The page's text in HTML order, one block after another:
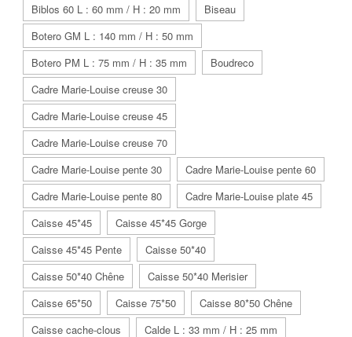
Biblos 60 L : 60 mm / H : 20 mm
Biseau
Botero GM L : 140 mm / H : 50 mm
Botero PM L : 75 mm / H : 35 mm
Boudreco
Cadre Marie-Louise creuse 30
Cadre Marie-Louise creuse 45
Cadre Marie-Louise creuse 70
Cadre Marie-Louise pente 30
Cadre Marie-Louise pente 60
Cadre Marie-Louise pente 80
Cadre Marie-Louise plate 45
Caisse 45*45
Caisse 45*45 Gorge
Caisse 45*45 Pente
Caisse 50*40
Caisse 50*40 Chêne
Caisse 50*40 Merisier
Caisse 65*50
Caisse 75*50
Caisse 80*50 Chêne
Caisse cache-clous
Calde L : 33 mm / H : 25 mm